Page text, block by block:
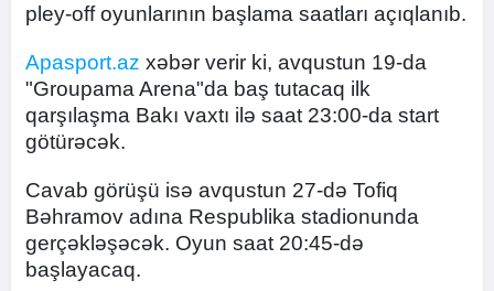
pley-off oyunlarının başlama saatları açıqlanıb.
Apasport.az xəbər verir ki, avqustun 19-da
"Groupama Arena"da baş tutacaq ilk
qarşılaşma Bakı vaxtı ilə saat 23:00-da start
götürəcək.
Cavab görüşü isə avqustun 27-də Tofiq
Bəhramov adına Respublika stadionunda
gerçəkləşəcək. Oyun saat 20:45-də
başlayacaq.